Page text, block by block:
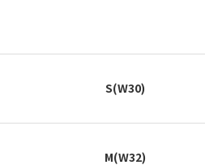
S(W30)
M(W32)